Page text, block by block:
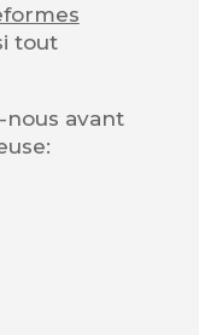
tout
nous avant